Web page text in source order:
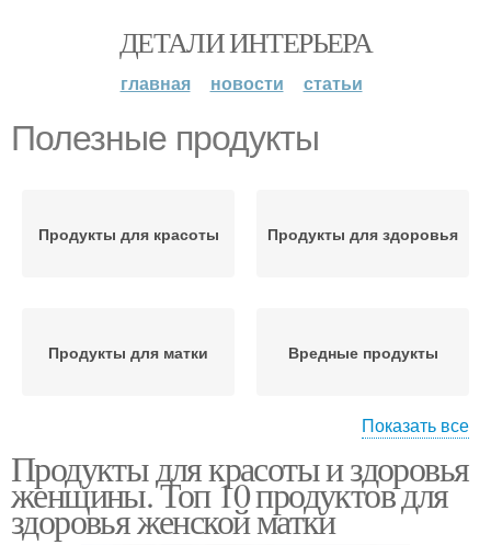
ДЕТАЛИ ИНТЕРЬЕРА
главная новости статьи
Полезные продукты
Продукты для красоты Продукты для здоровья
Продукты для матки Вредные продукты
Продукты для женщин
здоровья
Показать все
Продукты для красоты и здоровья
женщины. Топ 10 продуктов для
здоровья женской матки